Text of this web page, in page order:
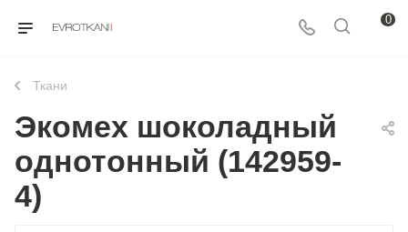
0
Ткани
Экомех шоколадный
однотонный (142959-
4)